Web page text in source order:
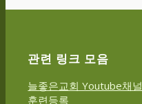
관련 링크 모음
늘좋은교회 Youtube채널
훈련등록